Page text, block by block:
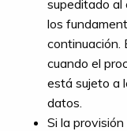
supeditado al
los
continuación.
cuando el
está sujeto a
datos.
Si la